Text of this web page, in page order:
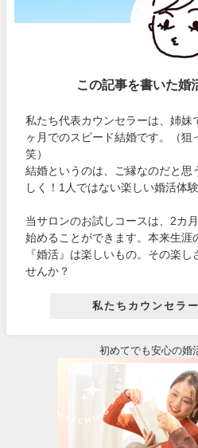
この記事を書いた婚
私たち代表カウンセラーは、姉妹
ヶ月でのスピード結婚です。（狙
笑）
結婚というのは、ご縁なのだと思
しく！1人ではない楽しい婚活体
当サロンのお試しコースは、2カ
始めることができます。本来生涯
『婚活』は楽しいもの。その楽
せんか？
私たちカウンセラ
初めてでも安心の婚